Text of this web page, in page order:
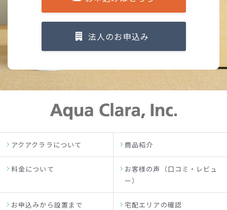
法人のお申込み
アクアクララについて 商品紹介
料金について
お客様の声（口コミ・レビュ
ー）
お申込みから設置まで 宅配エリアの確認